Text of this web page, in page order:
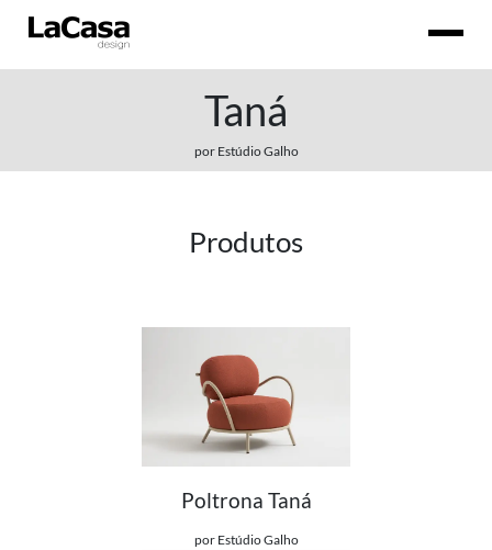
Taná
por Estúdio Galho
Produtos
Ver detalhes do produto
Poltrona Taná
por Estúdio Galho